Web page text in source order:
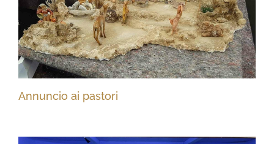
Annuncio ai pastori